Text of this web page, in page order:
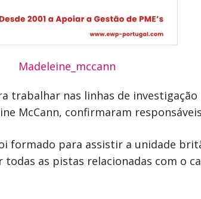
trabalhar nas linhas de
McCann, confirmaram
formado para assistir a unidade
as pistas relacionadas com o